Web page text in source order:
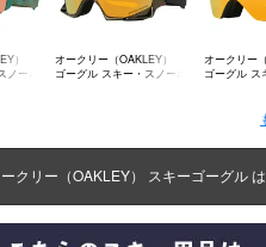
）
ーボ
オークリー（OAKLEY）
ゴーグル スキー・スノーボ
オークリー
ゴーグル ス
クリー（OAKLEY） スキーゴーグル